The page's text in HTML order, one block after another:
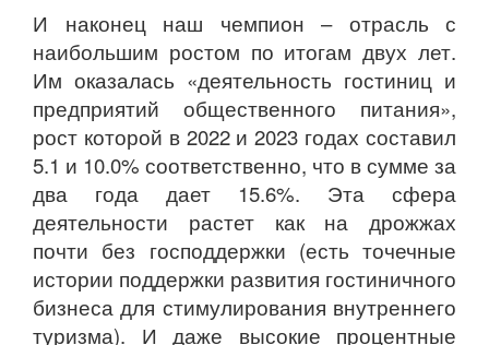
И наконец наш чемпион – отрасль с
наибольшим ростом по итогам двух лет.
Им оказалась «деятельность гостиниц и
предприятий общественного питания»,
рост которой в 2022 и 2023 годах составил
5.1 и 10.0% соответственно, что в сумме за
два года дает 15.6%. Эта сфера
деятельности растет как на дрожжах
почти без господдержки (есть точечные
истории поддержки развития гостиничного
бизнеса для стимулирования внутреннего
туризма). И даже высокие процентные